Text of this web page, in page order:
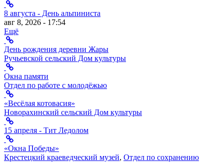
8 августа - День альпиниста
авг 8, 2026 - 17:54
Ещё
День рождения деревни Жары
Ручьевской сельский Дом культуры
Окна памяти
Отдел по работе с молодёжью
«Весёлая котовасия»
Новорахинский сельский Дом культуры
15 апреля - Тит Ледолом
«Окна Победы»
Крестецкий краеведческий музей, Отдел по сохранению